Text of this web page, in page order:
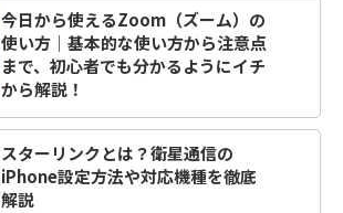
今日から使えるZoom（ズーム）の
使い方｜基本的な使い方から注意点
まで、初心者でも分かるようにイチ
から解説！
スターリンクとは？衛星通信の
iPhone設定方法や対応機種を徹底
解説